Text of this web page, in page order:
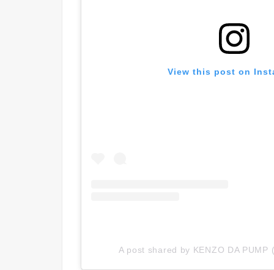
View this post on
A post shared by KENZO DA PUMP